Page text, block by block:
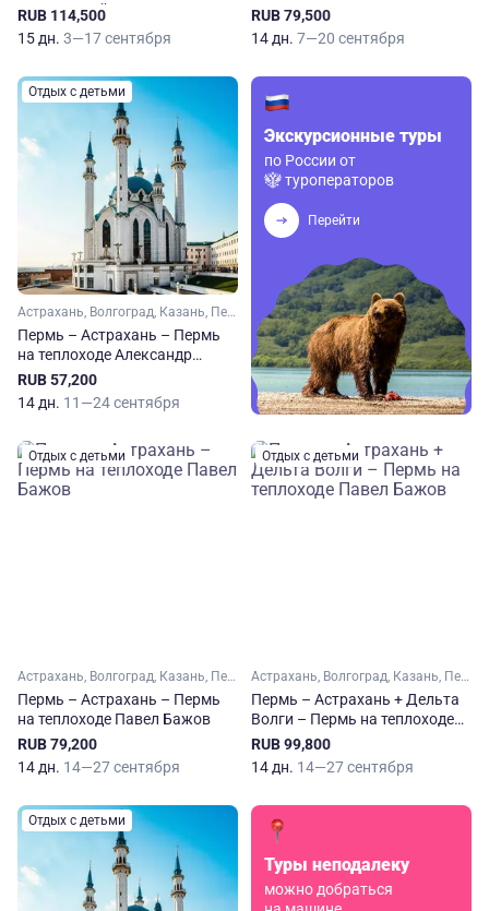
Маяковский
RUB 114,500
15 дн. 3—17 сентября
Гоголь
RUB 79,500
14 дн. 7—20 сентября
Отдых с детьми
Астрахань, Волгоград, Казань, Пермь, Самара, Саратов, Тольятти, Чайковский, Елабуга, Чистополь
Пермь – Астрахань – Пермь
на теплоходе Александр
Фадеев
RUB 57,200
14 дн. 11—24 сентября
Экскурсионные туры
по России от
туроператоров
Перейти
Отдых с детьми
Астрахань, Волгоград, Казань, Пермь, Самара, Саратов, Сарапул, Нижнекамск
Пермь – Астрахань – Пермь
на теплоходе Павел Бажов
RUB 79,200
14 дн. 14—27 сентября
Отдых с детьми
Астрахань, Волгоград, Казань, Пермь, Самара, Саратов, Сарапул, Нижнекамск
Пермь – Астрахань + Дельта
Волги – Пермь на теплоходе
Павел Бажов
RUB 99,800
14 дн. 14—27 сентября
Отдых с детьми
Туры неподалеку
можно добраться